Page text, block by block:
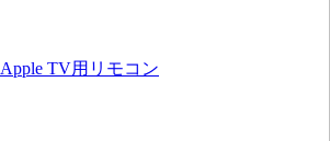
Apple TV用リモコン